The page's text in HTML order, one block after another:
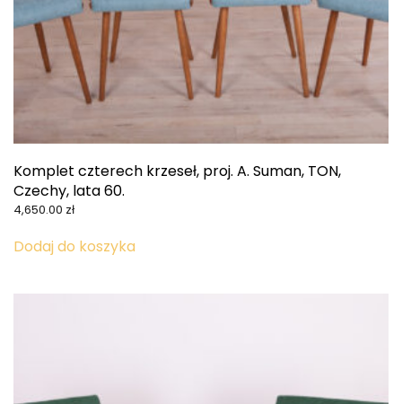
Komplet czterech krzeseł, proj. A. Suman, TON,
Czechy, lata 60.
4,650.00 zł
Dodaj do koszyka